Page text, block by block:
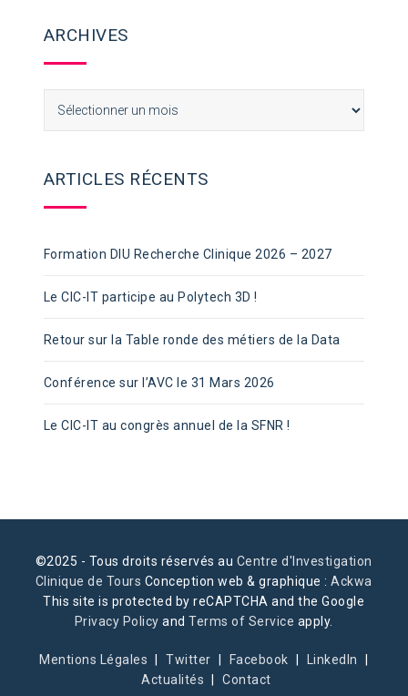
ARCHIVES
ARTICLES RÉCENTS
Formation DIU Recherche Clinique 2026 – 2027
Le CIC-IT participe au Polytech 3D !
Retour sur la Table ronde des métiers de la Data
Conférence sur l’AVC le 31 Mars 2026
Le CIC-IT au congrès annuel de la SFNR !
©2025 - Tous droits réservés au Centre d'Investigation
Clinique de Tours Conception web & graphique :Ackwa
This site is protected by reCAPTCHA and the Google
Privacy Policy andTerms of Service apply.
Mentions Légales Twitter Facebook
LinkedIn
Actualités
Contact